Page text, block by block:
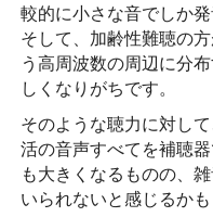
較的に小さな音でしか発
そして、加齢性難聴の
う高周波数の周辺に分
しくなりがちです。
そのような聴力に対し
活の音声すべてを補聴
も大きくなるものの、
いられないと感じるかも